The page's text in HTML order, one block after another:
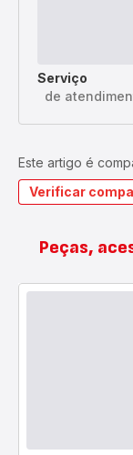
Serviço
de
Este artigo é
Verificar
Peças,